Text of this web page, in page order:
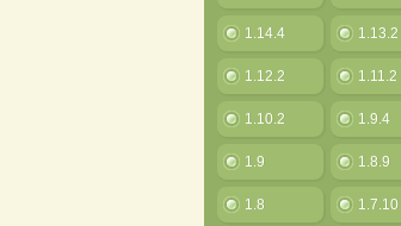
1.14.4 1.13.2
1.12.2 1.11.2
1.10.2 1.9.4
1.9 1.8.9
1.8 1.7.10